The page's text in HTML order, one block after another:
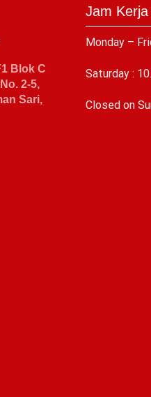
Blok C
2-5,
Sari,
Jam Kerja
Monday –
Saturday :
Closed on